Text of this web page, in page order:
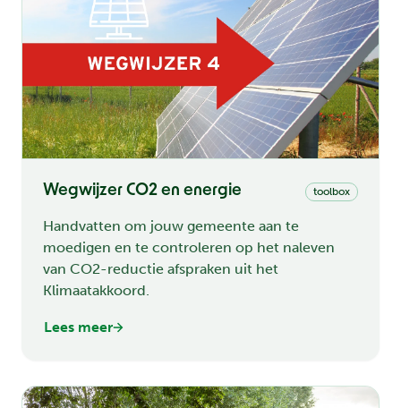
toolbox
Wegwijzer CO2 en energie
Handvatten om jouw gemeente aan te
moedigen en te controleren op het naleven
van CO2-reductie afspraken uit het
Klimaatakkoord.
Lees meer